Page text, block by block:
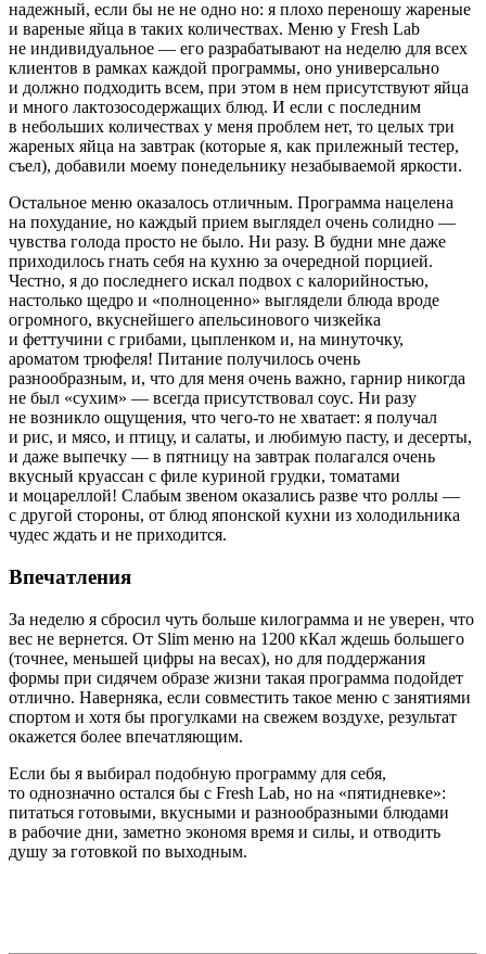
надежный, если бы не не одно но: я плохо переношу жареные
и вареные яйца в таких количествах. Меню у Fresh Lab
не индивидуальное — его разрабатывают на неделю для всех
клиентов в рамках каждой программы, оно универсально
и должно подходить всем, при этом в нем присутствуют яйца
и много лактозосодержащих блюд. И если с последним
в небольших количествах у меня проблем нет, то целых три
жареных яйца на завтрак (которые я, как прилежный тестер,
съел), добавили моему понедельнику незабываемой яркости.
Остальное меню оказалось отличным. Программа нацелена
на похудание, но каждый прием выглядел очень солидно —
чувства голода просто не было. Ни разу. В будни мне даже
приходилось гнать себя на кухню за очередной порцией.
Честно, я до последнего искал подвох с калорийностью,
настолько щедро и «полноценно» выглядели блюда вроде
огромного, вкуснейшего апельсинового чизкейка
и феттучини с грибами, цыпленком и, на минуточку,
ароматом трюфеля! Питание получилось очень
разнообразным, и, что для меня очень важно, гарнир никогда
не был «сухим» — всегда присутствовал соус. Ни разу
не возникло ощущения, что чего-то не хватает: я получал
и рис, и мясо, и птицу, и салаты, и любимую пасту, и десерты,
и даже выпечку — в пятницу на завтрак полагался очень
вкусный круассан с филе куриной грудки, томатами
и моцареллой! Слабым звеном оказались разве что роллы —
с другой стороны, от блюд японской кухни из холодильника
чудес ждать и не приходится.
Впечатления
За неделю я сбросил чуть больше килограмма и не уверен, что
вес не вернется. От Slim меню на 1200 кКал ждешь большего
(точнее, меньшей цифры на весах), но для поддержания
формы при сидячем образе жизни такая программа подойдет
отлично. Наверняка, если совместить такое меню с занятиями
спортом и хотя бы прогулками на свежем воздухе, результат
окажется более впечатляющим.
Если бы я выбирал подобную программу для себя,
то однозначно остался бы с Fresh Lab, но на «пятидневке»:
питаться готовыми, вкусными и разнообразными блюдами
в рабочие дни, заметно экономя время и силы, и отводить
душу за готовкой по выходным.